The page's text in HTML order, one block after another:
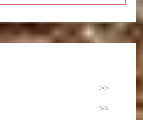
>>
>>